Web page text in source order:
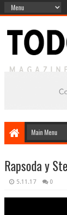
Rapsoda y
5.11.17 0